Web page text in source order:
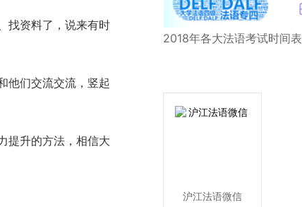
找资料了，说来有时
他们交流交流，竖起
提升的方法，相信大
2018年各大法语考试时间表
沪江法语微信